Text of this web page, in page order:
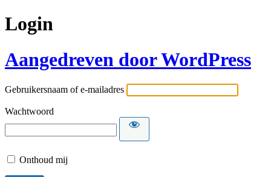
Login
Aangedreven door WordPress
Gebruikersnaam of e-mailadres
Wachtwoord
Onthoud mij